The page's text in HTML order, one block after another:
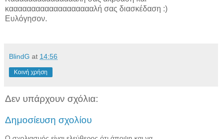
καααααααααααααααααααλή σας διασκέδαση :)
Ευλόγησον.
BlindG at 14:56
Κοινή χρήση
Δεν υπάρχουν σχόλια:
Δημοσίευση σχολίου